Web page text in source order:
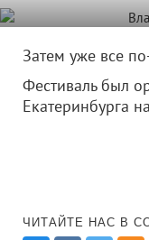
Затем уже все
Фестиваль был
Екатеринбурга
ЧИТАЙТЕ НАС В